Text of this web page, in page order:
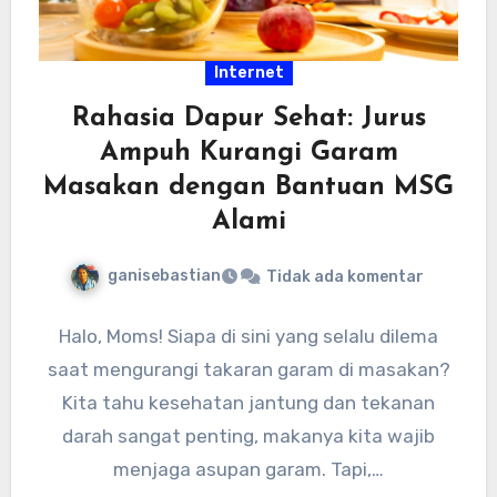
Internet
Rahasia Dapur Sehat: Jurus
Ampuh Kurangi Garam
Masakan dengan Bantuan MSG
Alami
ganisebastian Tidak ada komentar
Halo, Moms! Siapa di sini yang selalu dilema
saat mengurangi takaran garam di masakan?
Kita tahu kesehatan jantung dan tekanan
darah sangat penting, makanya kita wajib
menjaga asupan garam. Tapi,…